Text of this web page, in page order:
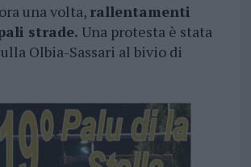
una volta, rallentamenti
strade. Una protesta è stata
Olbia-Sassari al bivio di